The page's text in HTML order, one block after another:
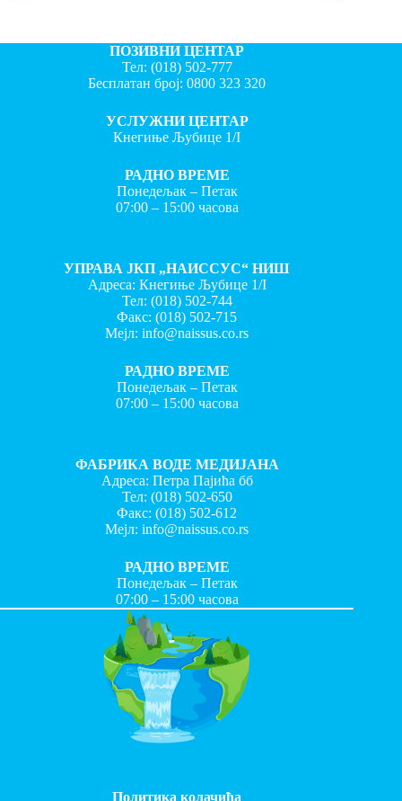
ПОЗИВНИ ЦЕНТАР
Тел: (018) 502-777
Бесплатан број:0800 323 320
УСЛУЖНИ ЦЕНТАР
Кнегиње Љубице 1/I
РАДНО ВРЕМЕ
Понедељак – Петак
07:00 – 15:00 часова
УПРАВА ЈКП „НАИССУС“ НИШ
Адреса: Кнегиње Љубице 1/I
Тел: (018) 502-744
Факс:(018) 502-715
Мејл:info@naissus.co.rs
РАДНО ВРЕМЕ
Понедељак – Петак
07:00 – 15:00 часова
ФАБРИКА ВОДЕ МЕДИЈАНА
Адреса: Петра Пајића бб
Тел: (018) 502-650
Факс:(018) 502-612
Мејл:info@naissus.co.rs
РАДНО ВРЕМЕ
Понедељак – Петак
07:00 – 15:00 часова
Политика колачића